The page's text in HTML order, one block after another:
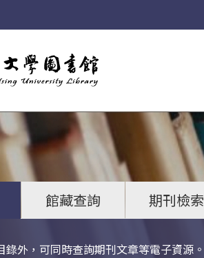
館藏查詢 期刊檢索
錄外，可同時查詢期刊文章等電子資源。